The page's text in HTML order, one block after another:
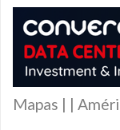
Mapas | |